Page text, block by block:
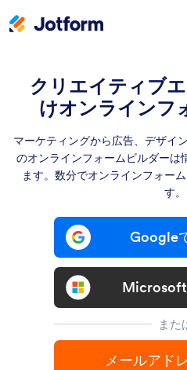
クリエイティブ
けオンラインフ
マーケティングから広告、デザイ
のオンラインフォームビルダーは
ます。数分でオンラインフォー
す。
Google
また
メールアド